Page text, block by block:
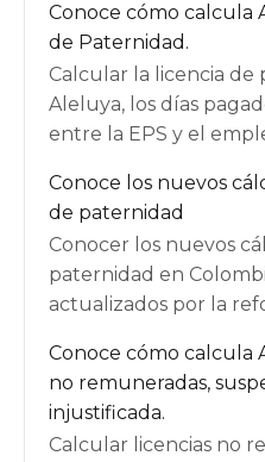
Conoce cómo calcula
de Paternidad.
Calcular la licencia de
Aleluya, los días
entre la EPS y el
Conoce los nuevos
de paternidad
Conocer los nuevos
paternidad en
actualizados por la
Conoce cómo calcula
no remuneradas,
injustificada.
Calcular licencias no